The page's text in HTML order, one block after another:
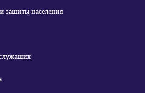
защиты населения